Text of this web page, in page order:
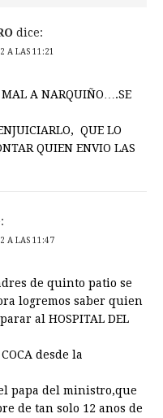
dice:
A LAS 11:21
MAL A NARQUIÑO….SE
QUE LO
QUIEN ENVIO LAS
A LAS 11:47
de quinto patio se
logremos saber quien
al HOSPITAL DEL
desde la
papa del ministro,que
de tan solo 12 anos de